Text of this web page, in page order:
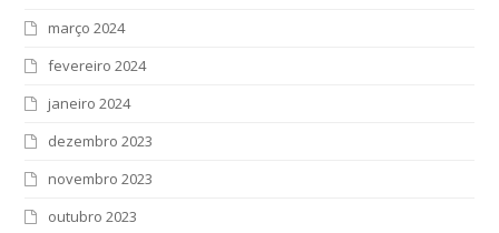
março 2024
fevereiro 2024
janeiro 2024
dezembro 2023
novembro 2023
outubro 2023